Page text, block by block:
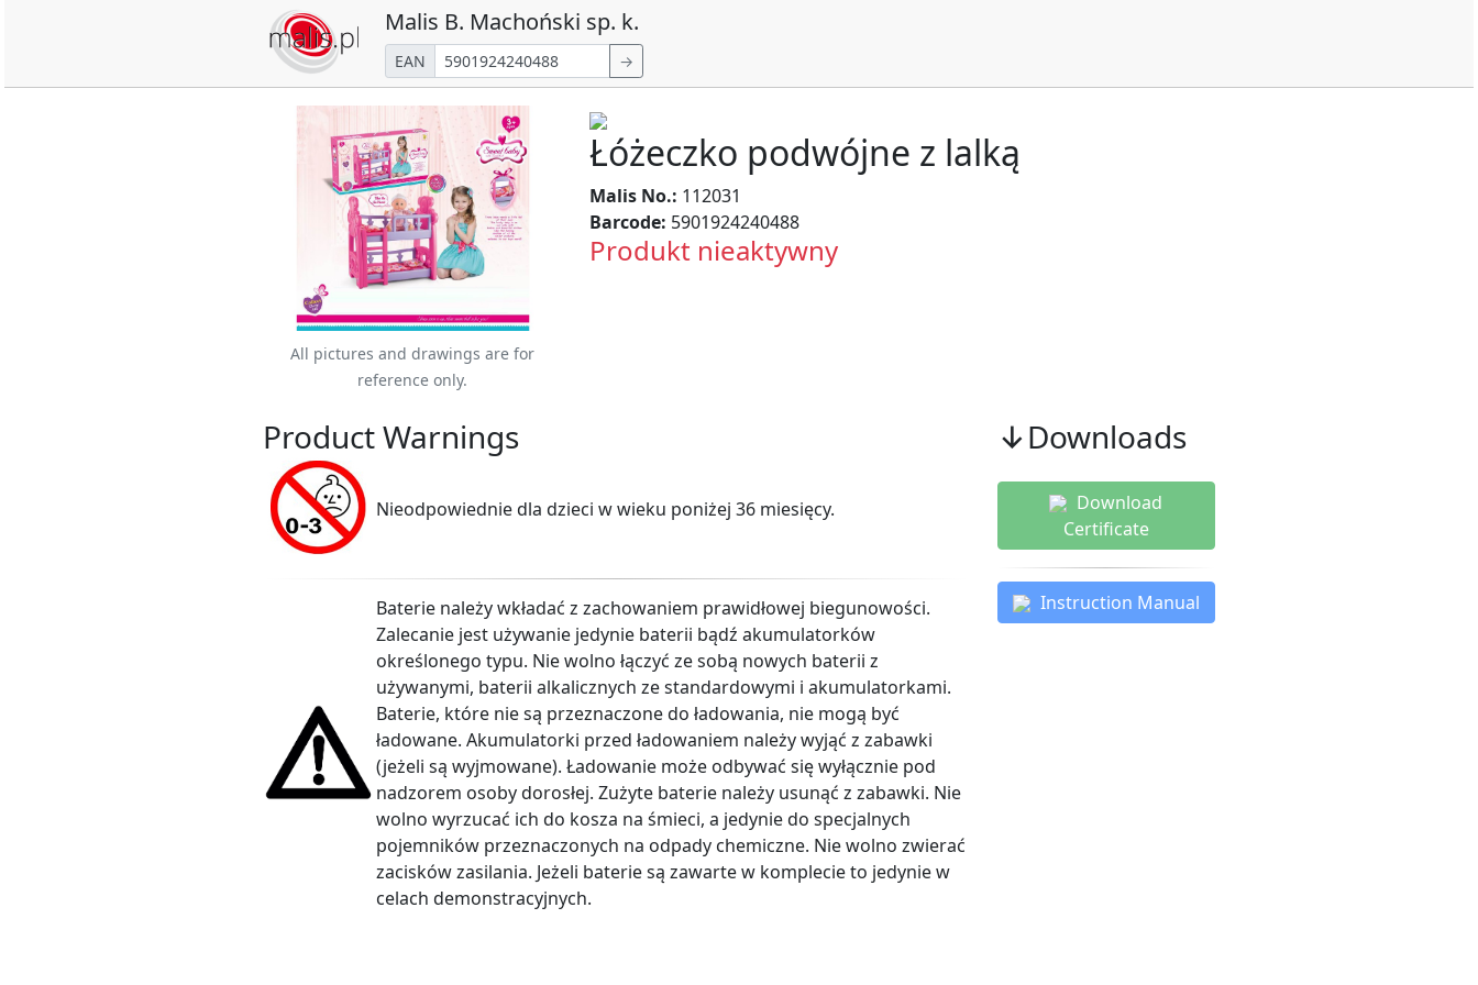
Malis B. Machoński sp. k.
EAN →
All pictures and drawings are for
reference only.
Łóżeczko podwójne z lalką
Malis No.: 112031
Barcode: 5901924240488
Produkt nieaktywny
Product Warnings
Nieodpowiednie dla dzieci w wieku poniżej 36 miesięcy.
Baterie należy wkładać z zachowaniem prawidłowej biegunowości.
Zalecanie jest używanie jedynie baterii bądź akumulatorków
określonego typu. Nie wolno łączyć ze sobą nowych baterii z
używanymi, baterii alkalicznych ze standardowymi i akumulatorkami.
Baterie, które nie są przeznaczone do ładowania, nie mogą być
ładowane. Akumulatorki przed ładowaniem należy wyjąć z zabawki
(jeżeli są wyjmowane). Ładowanie może odbywać się wyłącznie pod
nadzorem osoby dorosłej. Zużyte baterie należy usunąć z zabawki. Nie
wolno wyrzucać ich do kosza na śmieci, a jedynie do specjalnych
pojemników przeznaczonych na odpady chemiczne. Nie wolno zwierać
zacisków zasilania. Jeżeli baterie są zawarte w komplecie to jedynie w
celach demonstracyjnych.
↓Downloads
Download
Certificate
Instruction Manual